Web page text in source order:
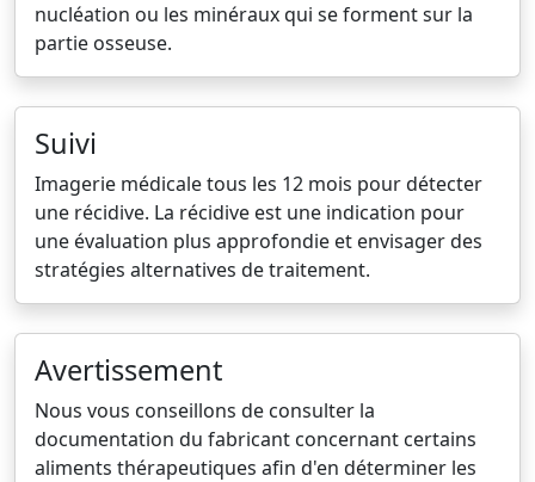
nucléation ou les minéraux qui se forment sur la
partie osseuse.
Suivi
Imagerie médicale tous les 12 mois pour détecter
une récidive. La récidive est une indication pour
une évaluation plus approfondie et envisager des
stratégies alternatives de traitement.
Avertissement
Nous vous conseillons de consulter la
documentation du fabricant concernant certains
aliments thérapeutiques afin d'en déterminer les